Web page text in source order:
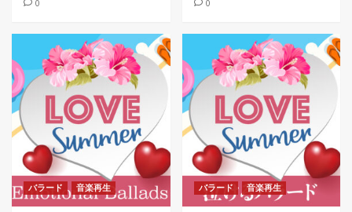
0
0
バラード 音楽再生 バラード 音楽再生